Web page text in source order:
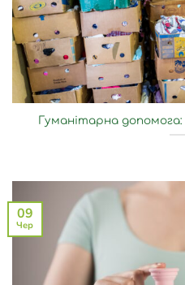
Гуманітарна
09
Чер